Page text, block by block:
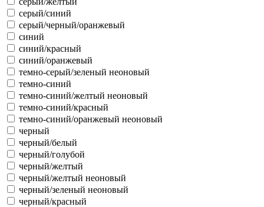
серый/синий
серый/черный/оранжевый
синий
синий/красный
синий/оранжевый
темно-серый/зеленый неоновый
темно-синий
темно-синий/желтый неоновый
темно-синий/красный
темно-синий/оранжевый неоновый
черный
черный/белый
черный/голубой
черный/желтый
черный/желтый неоновый
черный/зеленый неоновый
черный/красный